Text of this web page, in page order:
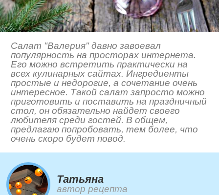
Салат "Валерия" давно завоевал
популярность на просторах интернета.
Его можно встретить практически на
всех кулинарных сайтах. Ингредиенты
простые и недорогие, а сочетание очень
интересное. Такой салат запросто можно
приготовить и поставить на праздничный
стол, он обязательно найдет своего
любителя среди гостей. В общем,
предлагаю попробовать, тем более, что
очень скоро будет повод.
Татьяна
автор рецепта